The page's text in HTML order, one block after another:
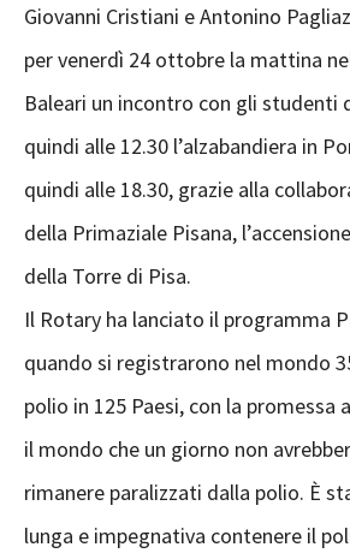
Giovanni Cristiani e Antonino
per venerdì 24 ottobre la mattina
Baleari un incontro con gli studenti
quindi alle 12.30 l’alzabandiera in
quindi alle 18.30, grazie alla
della Primaziale Pisana,
della Torre di Pisa.
Il Rotary ha lanciato il programma
quando si registrarono nel mondo
polio in 125 Paesi, con la
il mondo che un giorno non
rimanere paralizzati dalla polio. È
lunga e impegnativa contenere il